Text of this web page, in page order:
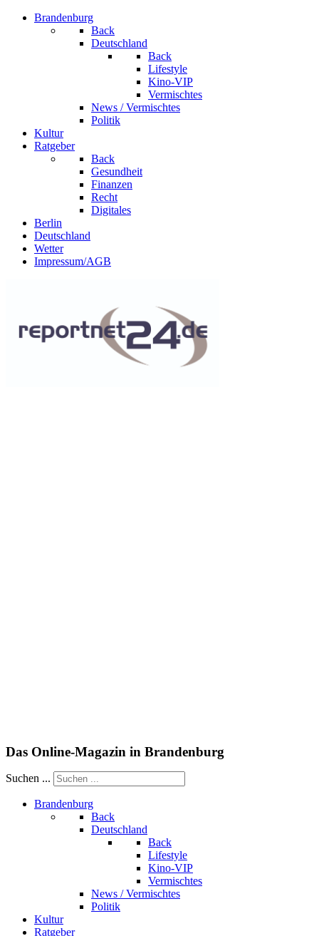
Brandenburg
Back
Deutschland
Back
Lifestyle
Kino-VIP
Vermischtes
News / Vermischtes
Politik
Kultur
Ratgeber
Back
Gesundheit
Finanzen
Recht
Digitales
Berlin
Deutschland
Wetter
Impressum/AGB
Das Online-Magazin in Brandenburg
Suchen ...
Brandenburg
Back
Deutschland
Back
Lifestyle
Kino-VIP
Vermischtes
News / Vermischtes
Politik
Kultur
Ratgeber